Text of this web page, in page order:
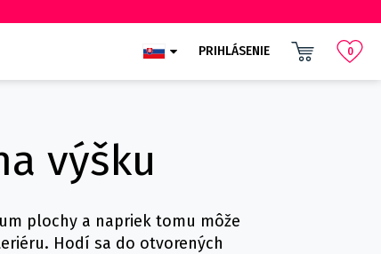
PRIHLÁSENIE 0
výšku
plochy a napriek tomu môže
Hodí sa do otvorených